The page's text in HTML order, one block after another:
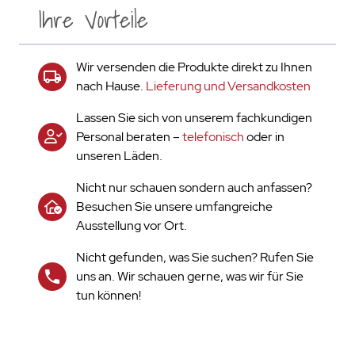
Ihre Vorteile
Wir versenden die Produkte direkt zu Ihnen
nach Hause. Lieferung und Versandkosten
Lassen Sie sich von unserem fachkundigen
Personal beraten –telefonischoder in
unseren Läden.
Nicht nur schauen sondern auch anfassen?
Besuchen Sie unsere umfangreiche
Ausstellung vor Ort.
Nicht gefunden, was Sie suchen? Rufen Sie
uns an. Wir schauen gerne, was wir für Sie
tun können!